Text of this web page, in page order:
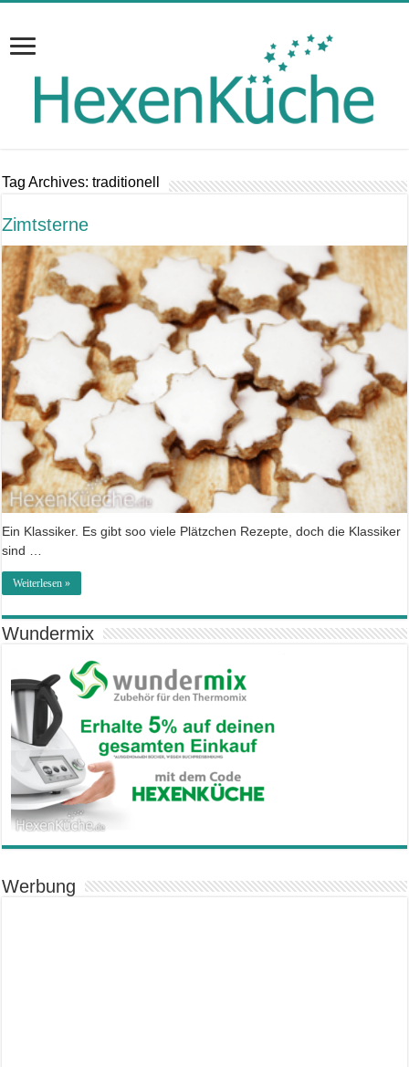
Tag Archives:traditionell
Zimtsterne
Ein Klassiker. Es gibt soo viele Plätzchen Rezepte, doch die Klassiker
sind …
Weiterlesen »
Wundermix
Werbung